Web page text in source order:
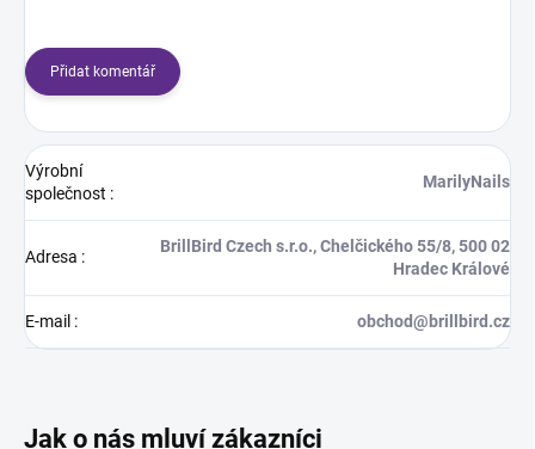
Přidat komentář
Výrobní
společnost :
MarilyNails
Adresa :
BrillBird Czech s.r.o., Chelčického 55/8, 500 02
Hradec Králové
E-mail : obchod@brillbird.cz